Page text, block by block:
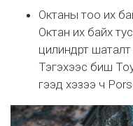
Октаны тоо их
Октан их байх
цилиндрт
Тэгэхээс биш
гээд хэзээ ч